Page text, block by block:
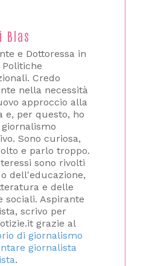
Blas
e Dottoressa in
Politiche
Credo
nella necessità
approccio alla
e, per questo, ho
Sono curiosa,
e parlo troppo.
sono rivolti
dell'educazione,
e delle
sociali. Aspirante
scrivo per
grazie al
di giornalismo
giornalista
.